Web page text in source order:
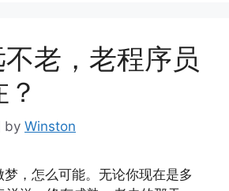
老，老程序员
by Winston
，怎么可能。无论你现在是多